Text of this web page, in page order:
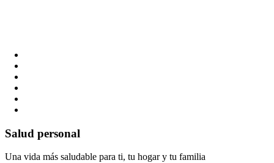
Salud personal
Una vida más saludable para ti, tu hogar y tu familia